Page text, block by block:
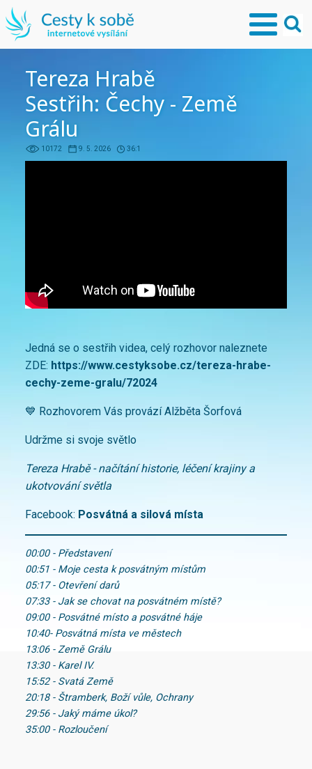
Tereza Hrabě
Sestřih: Čechy - Země
Grálu
10172 9. 5. 2026 36:1
Jedná se o sestřih videa, celý rozhovor naleznete
ZDE: https://www.cestyksobe.cz/tereza-hrabe-
cechy-zeme-gralu/72024
💙 Rozhovorem Vás provází Alžběta Šorfová
Udržme si svoje světlo
Tereza Hrabě - načítání historie, léčení krajiny a
ukotvování světla
Facebook: Posvátná a silová místa
00:00 - Představení
00:51 - Moje cesta k posvátným místům
05:17 - Otevření darů
07:33 - Jak se chovat na posvátném místě?
09:00 - Posvátné místo a posvátné háje
10:40- Posvátná místa ve městech
13:06 - Země Grálu
13:30 - Karel IV.
15:52 - Svatá Země
20:18 - Štramberk, Boží vůle, Ochrany
29:56 - Jaký máme úkol?
35:00 - Rozloučení